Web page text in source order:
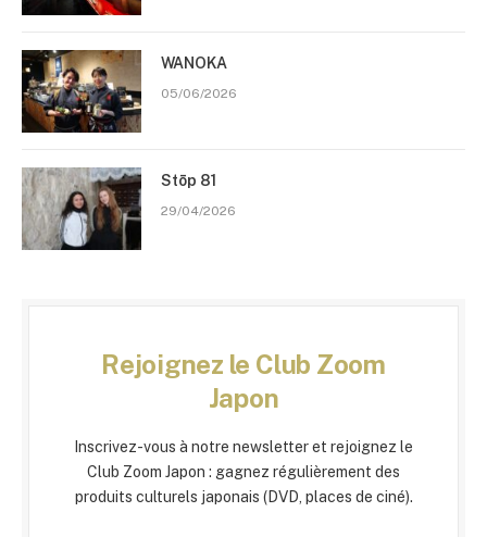
WANOKA
05/06/2026
Stōp 81
29/04/2026
Rejoignez le Club Zoom
Japon
Inscrivez-vous à notre newsletter et rejoignez le
Club Zoom Japon : gagnez régulièrement des
produits culturels japonais (DVD, places de ciné).